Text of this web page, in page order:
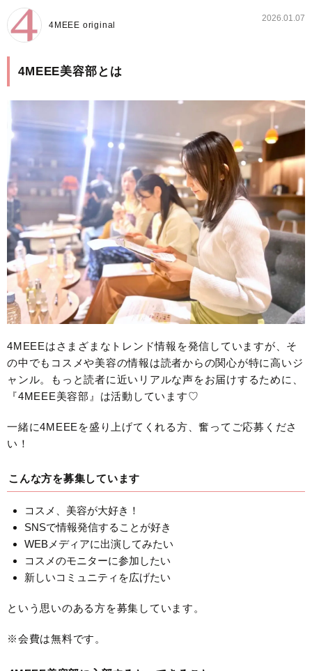
4MEEE original
2026.01.07
4MEEE美容部とは
4MEEEはさまざまなトレンド情報を発信していますが、そ
の中でもコスメや美容の情報は読者からの関心が特に高いジ
ャンル。もっと読者に近いリアルな声をお届けするために、
『4MEEE美容部』は活動しています♡
一緒に4MEEEを盛り上げてくれる方、奮ってご応募くださ
い！
こんな方を募集しています
コスメ、美容が大好き！
SNSで情報発信することが好き
WEBメディアに出演してみたい
コスメのモニターに参加したい
新しいコミュニティを広げたい
という思いのある方を募集しています。
※会費は無料です。